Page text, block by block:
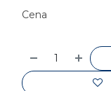
Cena